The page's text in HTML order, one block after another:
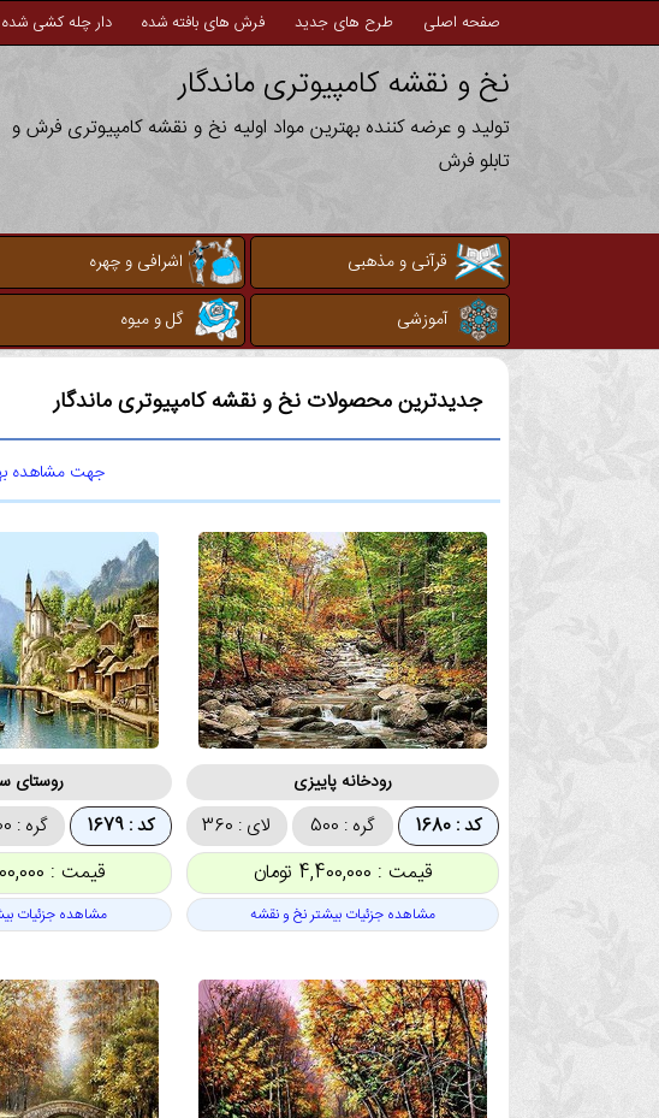
صفحه اصلی طرح های جدید فرش های بافته شده دار چله کشی شده
نخ و نقشه کامپیوتری ماندگار
تولید و عرضه کننده بهترین مواد اولیه نخ و نقشه کامپیوتری فرش و
تابلو فرش
قرآنی و مذهبی اشرافی و چهره
آموزشی
گل و میوه
جدیدترین محصولات نخ و نقشه کامپیوتری ماندگار
جهت مشاهده
رودخانه پاییزی
کد : 1680 گره : 500 لای : 360
قیمت : 4,400,000 تومان
مشاهده جزئیات بیشتر نخ و نقشه
روستای
کد : 1679 گره : 500
قیمت : 3,800,000 تومان
مشاهده جزئیات